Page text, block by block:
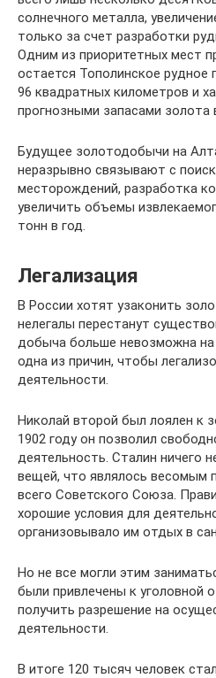
солнечного металла,
только за счет разработки
Одним из приоритетных мест
остается Тополинское
96 квадратных километров и
прогнозными запасами золота
Будущее золотодобычи на
неразрывно связывают с
месторождений, разработка
увеличить объемы
тонн в год.
Легализация
В России хотят узаконить
нелегалы перестанут
добыча больше невозможна на
одна из причин, чтобы
деятельности.
Николай второй был лоялен к
1902 году он позволил
деятельность. Сталин ничего
вещей, что являлось весомым
всего Советского Союза.
хорошие условия для
организовывало им отдых в
Но не все могли этим
были привлечены к уголовной
получить разрешение на
деятельности.
В итоге 120 тысяч человек